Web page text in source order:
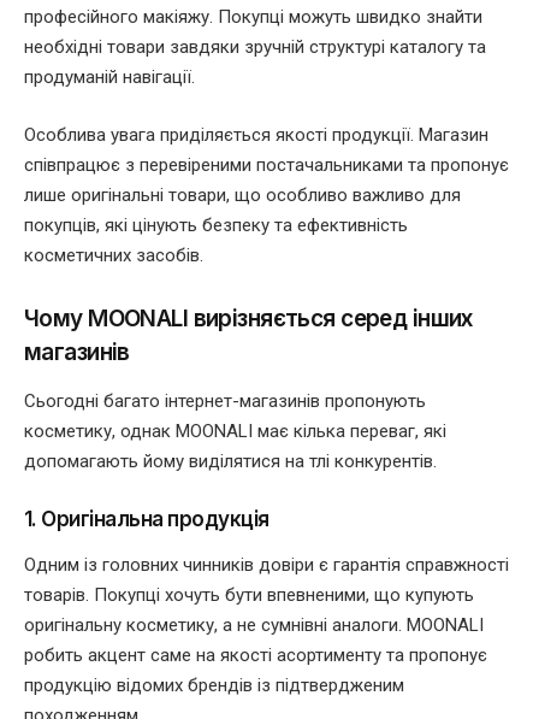
професійного макіяжу. Покупці можуть швидко знайти
необхідні товари завдяки зручній структурі каталогу та
продуманій навігації.
Особлива увага приділяється якості продукції. Магазин
співпрацює з перевіреними постачальниками та пропонує
лише оригінальні товари, що особливо важливо для
покупців, які цінують безпеку та ефективність
косметичних засобів.
Чому MOONALI вирізняється серед інших
магазинів
Сьогодні багато інтернет-магазинів пропонують
косметику, однак MOONALI має кілька переваг, які
допомагають йому виділятися на тлі конкурентів.
1. Оригінальна продукція
Одним із головних чинників довіри є гарантія справжності
товарів. Покупці хочуть бути впевненими, що купують
оригінальну косметику, а не сумнівні аналоги. MOONALI
робить акцент саме на якості асортименту та пропонує
продукцію відомих брендів із підтвердженим